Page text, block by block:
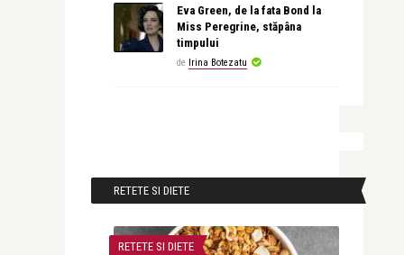
Eva Green, de la fata Bond la
Miss Peregrine, stăpâna
timpului
de Irina Botezatu
RETETE SI DIETE
RETETE SI DIETE